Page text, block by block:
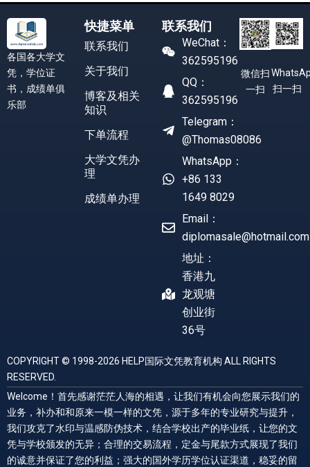
各国各大学文
凭，学位证
书，成绩单俱
乐部
快捷菜单
联系我们
关于我们
博客及相关
知识
下单流程
大学文凭办
理
成绩单办理
联系我们
WeChat：
362595196
QQ：
362595196
Telegram：
@Thomas08086
WhatsApp：
+86 133
1649 8029
Email：
diplomasale@hotmail.com
地址：
香港九
龙观塘
创业街
36号
微信扫
一扫
扫一扫
COPYRIGHT © 1998-2026 HELP国际文凭教育机构 ALL RIGHTS
RESERVED.
Welcome！首先感谢茫茫人海的相遇，让我们有机会向您展示我们的
业务，补办和和原来一模一样的文凭，源于多年的专业研究与提升，
我们攻克了水印与温感防伪技术，结合学校出产的毕业纸，让您的文
凭与学校颁发的无异；合理的交易流程，定金与尾款方式展现了我们
的诚意并保证了您的利益；强大的国外学历学位认证渠道，稳妥的留